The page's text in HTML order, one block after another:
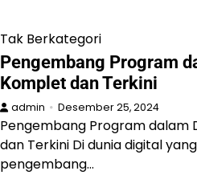
Tak Berkategori
Pengembang Program
Komplet dan Terkini
admin Desember 25, 2024
Pengembang Program dalam
dan Terkini Di dunia digital
pengembang…